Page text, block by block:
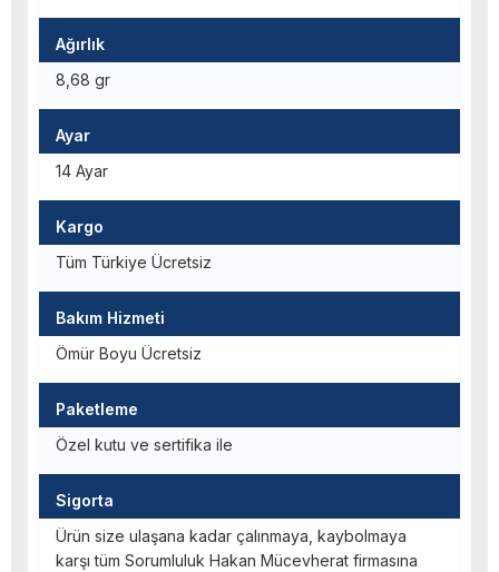
Ağırlık
8,68 gr
Ayar
14 Ayar
Kargo
Tüm Türkiye Ücretsiz
Bakım Hizmeti
Ömür Boyu Ücretsiz
Paketleme
Özel kutu ve sertifika ile
Sigorta
Ürün size ulaşana kadar çalınmaya, kaybolmaya
karşı tüm Sorumluluk Hakan Mücevherat firmasına